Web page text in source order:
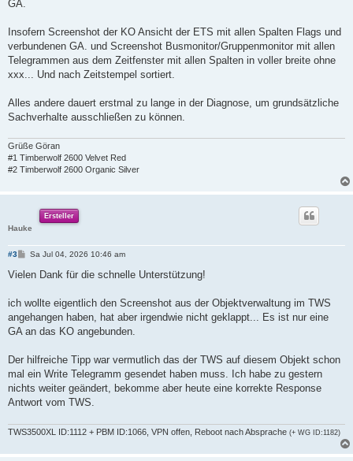
GA.
Insofern Screenshot der KO Ansicht der ETS mit allen Spalten Flags und
verbundenen GA. und Screenshot Busmonitor/Gruppenmonitor mit allen
Telegrammen aus dem Zeitfenster mit allen Spalten in voller breite ohne
xxx... Und nach Zeitstempel sortiert.
Alles andere dauert erstmal zu lange in der Diagnose, um grundsätzliche
Sachverhalte ausschließen zu können.
Grüße Göran
#1 Timberwolf 2600 Velvet Red
#2 Timberwolf 2600 Organic Silver
Ersteller
Hauke
#3
B
i
a
Sa Jul 04, 2026 10:46 am
Vielen Dank für die schnelle Unterstützung!
ich wollte eigentlich den Screenshot aus der Objektverwaltung im TWS
angehangen haben, hat aber irgendwie nicht geklappt... Es ist nur eine
GA an das KO angebunden.
Der hilfreiche Tipp war vermutlich das der TWS auf diesem Objekt schon
mal ein Write Telegramm gesendet haben muss. Ich habe zu gestern
nichts weiter geändert, bekomme aber heute eine korrekte Response
Antwort vom TWS.
TWS3500XL ID:1112 + PBM ID:1066, VPN offen, Reboot nach Absprache (+ WG ID:1182)